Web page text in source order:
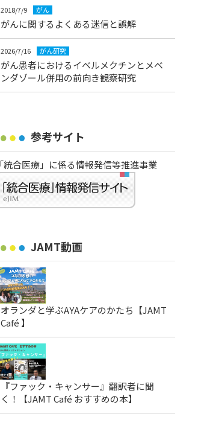
2018/7/9 がん
がんに関するよくある迷信と誤解
2026/7/16 がん研究
がん患者におけるイベルメクチンとメベ
ンダゾール併用の前向き観察研究
参考サイト
「統合医療」に係る情報発信等推進事業
JAMT動画
オランダと学ぶAYAケアのかたち【JAMT
Café 】
『ファック・キャンサー』翻訳者に聞
く！【JAMT Café おすすめの本】